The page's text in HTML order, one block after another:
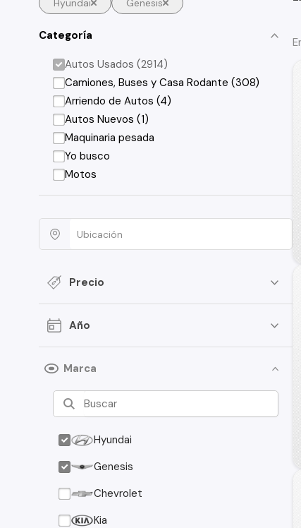
Categoría
Autos Usados (2914)
Camiones, Buses y Casa Rodante (308)
Arriendo de Autos (4)
Autos Nuevos (1)
Maquinaria pesada
Yo busco
Motos
Precio
Año
Marca
Hyundai
Genesis
Chevrolet
Kia